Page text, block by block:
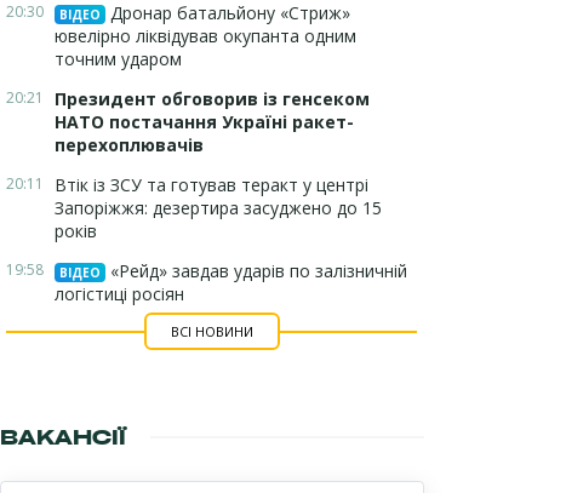
20:30 ВІДЕО
Дронар батальйону «Стриж»
ювелірно ліквідував окупанта одним
точним ударом
20:21
Президент обговорив із генсеком
НАТО постачання Україні ракет-
перехоплювачів
20:11
Втік із ЗСУ та готував теракт у центрі
Запоріжжя: дезертира засуджено до 15
років
19:58 ВІДЕО
«Рейд» завдав ударів по залізничній
логістиці росіян
ВСІ НОВИНИ
ВАКАНСІЇ